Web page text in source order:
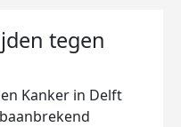
tegen
Kanker in Delft